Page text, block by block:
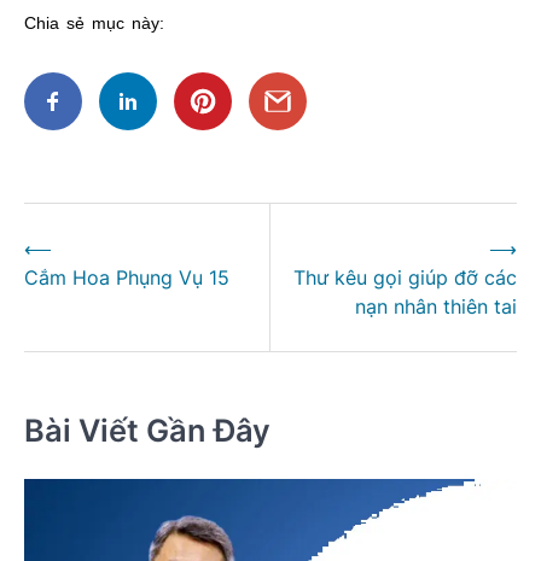
Chia sẻ mục này:
hướng
bài
⟵
Cắm Hoa Phụng Vụ 15
Thư kêu gọi giúp đỡ các
nạn nhân thiên tai
⟶
Bài Viết Gần Đây